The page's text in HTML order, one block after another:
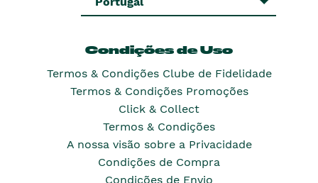
Condições de Uso
Termos & Condições Clube de Fidelidade
Termos & Condições Promoções
Click & Collect
Termos & Condições
A nossa visão sobre a Privacidade
Condições de Compra
Condições de Envio